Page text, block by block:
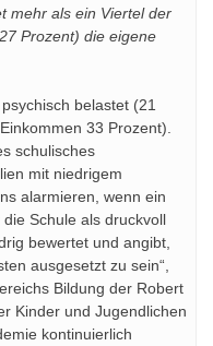
mehr als ein Viertel der
Prozent) die eigene
belastet (21
33 Prozent).
schulisches
mit niedrigem
alarmieren, wenn ein
Schule als druckvoll
bewertet und angibt,
ausgesetzt zu sein“,
Bildung der Robert
Kinder und Jugendlichen
kontinuierlich